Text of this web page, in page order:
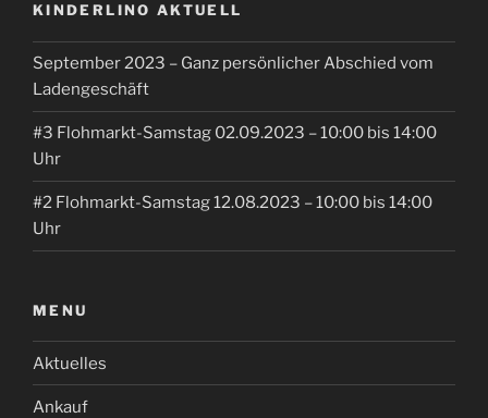
KINDERLINO AKTUELL
September 2023 – Ganz persönlicher Abschied vom
Ladengeschäft
#3 Flohmarkt-Samstag 02.09.2023 – 10:00 bis 14:00
Uhr
#2 Flohmarkt-Samstag 12.08.2023 – 10:00 bis 14:00
Uhr
MENU
Aktuelles
Ankauf